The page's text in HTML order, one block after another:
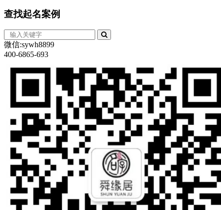
查找起名案例
微信:sywh8899
400-6865-693